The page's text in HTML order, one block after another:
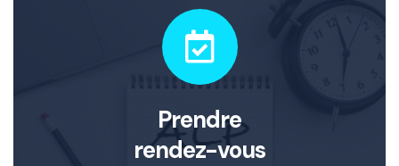
Prendre
rendez-vous